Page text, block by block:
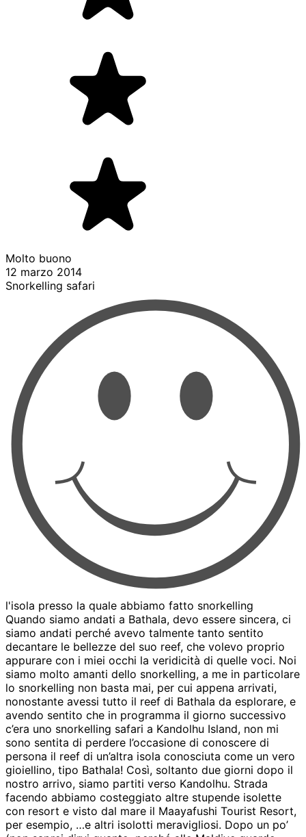
Molto buono
12 marzo 2014
Snorkelling safari
l'isola presso la quale abbiamo fatto snorkelling
Quando siamo andati a Bathala, devo essere sincera, ci
siamo andati perché avevo talmente tanto sentito
decantare le bellezze del suo reef, che volevo proprio
appurare con i miei occhi la veridicità di quelle voci. Noi
siamo molto amanti dello snorkelling, a me in particolare
lo snorkelling non basta mai, per cui appena arrivati,
nonostante avessi tutto il reef di Bathala da esplorare, e
avendo sentito che in programma il giorno successivo
c’era uno snorkelling safari a Kandolhu Island, non mi
sono sentita di perdere l’occasione di conoscere di
persona il reef di un’altra isola conosciuta come un vero
gioiellino, tipo Bathala! Così, soltanto due giorni dopo il
nostro arrivo, siamo partiti verso Kandolhu. Strada
facendo abbiamo costeggiato altre stupende isolette
con resort e visto dal mare il Maayafushi Tourist Resort,
per esempio, …e altri isolotti meravigliosi. Dopo un po’